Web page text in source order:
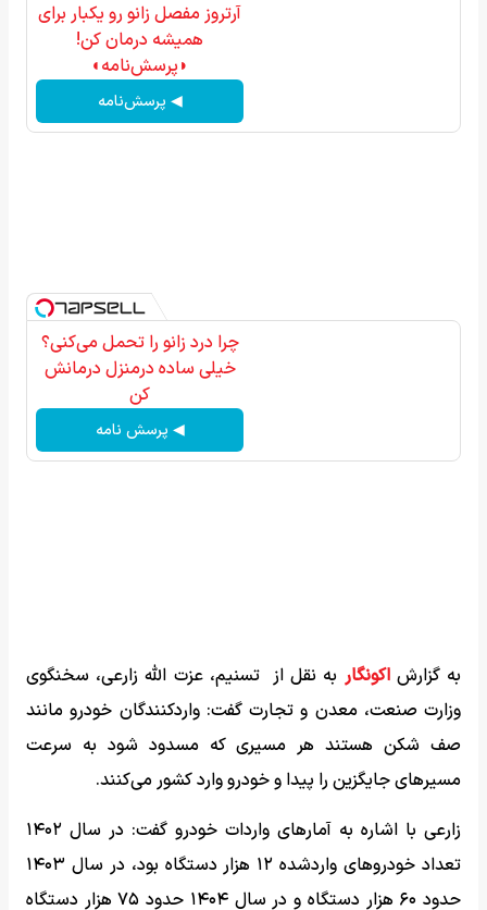
آرتروز مفصل زانو رو یکبار برای
همیشه درمان کن!
◗پرسش‌نامه◖
◀ پرسش‌نامه
چرا درد زانو را تحمل می‌کنی؟
خیلی ساده درمنزل درمانش
کن
◀ پرسش نامه
به گزارشاکونگار به نقل از تسنیم، عزت الله زارعی، سخنگوی
وزارت صنعت، معدن و تجارت گفت: واردکنندگان خودرو مانند
صف شکن هستند هر مسیری که مسدود شود به سرعت
مسیر‌های جایگزین را پیدا و خودرو وارد کشور می‌کنند.
زارعی با اشاره به آمار‌های واردات خودرو گفت: در سال ۱۴۰۲
تعداد خودرو‌های واردشده ۱۲ هزار دستگاه بود، در سال ۱۴۰۳
حدود ۶۰ هزار دستگاه و در سال ۱۴۰۴ حدود ۷۵ هزار دستگاه